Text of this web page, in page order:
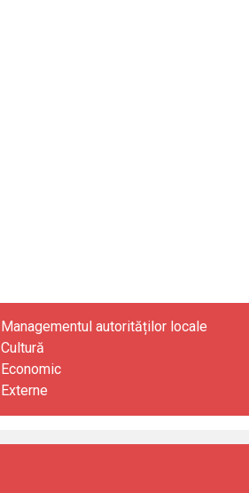
Managementul autorităților locale
Cultură
Economic
Externe